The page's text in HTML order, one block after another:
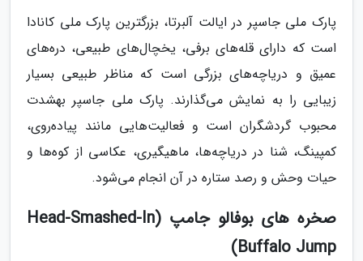
پارک ملی جاسپر در ایالت آلبرتا، بزرگترین پارک ملی کانادا
است که دارای قله‌های برفی، یخچال‌های طبیعی، دره‌های
عمیق و دریاچه‌های بزرگی است که مناظر طبیعی بسیار
زیبایی را به نمایش می‌گذارند. پارک ملی جاسپر بهشدت
محبوب گردشگران است و فعالیت‌هایی مانند پیاده‌روی،
کمپینگ، شنا در دریاچه‌ها، ماهیگیری، عکاسی از کوه‌ها و
حیات وحش و رصد ستاره در آن انجام می‌شود.
صخره های بوفالو جامپ (Head-Smashed-In
Buffalo Jump)